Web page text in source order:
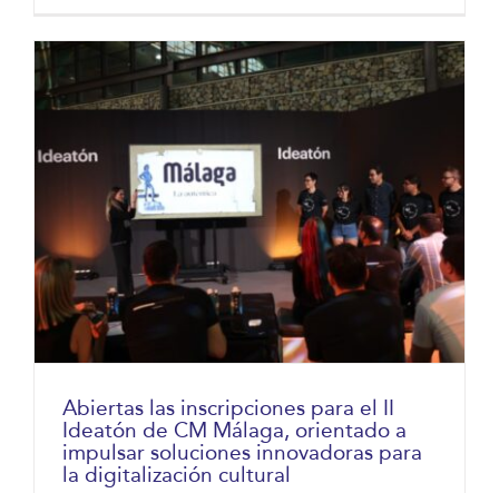
Abiertas las inscripciones para el II
Ideatón de CM Málaga, orientado a
impulsar soluciones innovadoras para
la digitalización cultural